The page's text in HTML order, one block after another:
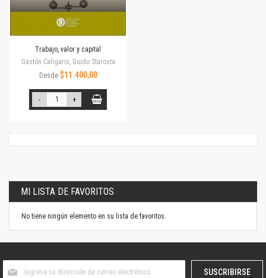
Trabajo, valor y capital
Gastón Caligaris, Guido Starosta
Desde $11.400,00
- +
MI LISTA DE FAVORITOS
No tiene ningún elemento en su lista de favoritos.
SUSCRIBIRSE